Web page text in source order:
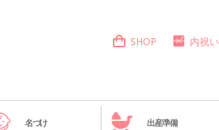
SHOP 内祝い
名づけ 出産準備